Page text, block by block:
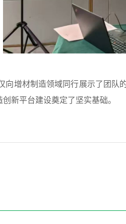
向增材制造领域同行展示了团队
新平台建设奠定了坚实基础。